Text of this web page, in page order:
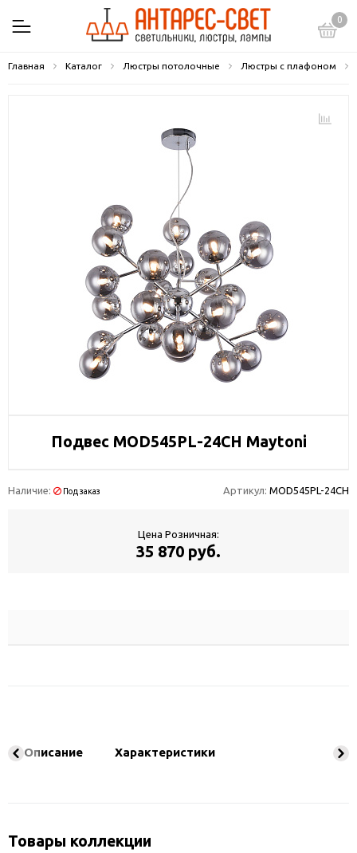
0
Главная Каталог Люстры потолочные Люстры с плафоном
Подвес MOD545PL-24CH Maytoni
Наличие: Под заказ Артикул: MOD545PL-24CH
Цена Розничная:
35 870 руб.
Описание Характеристики
Товары коллекции